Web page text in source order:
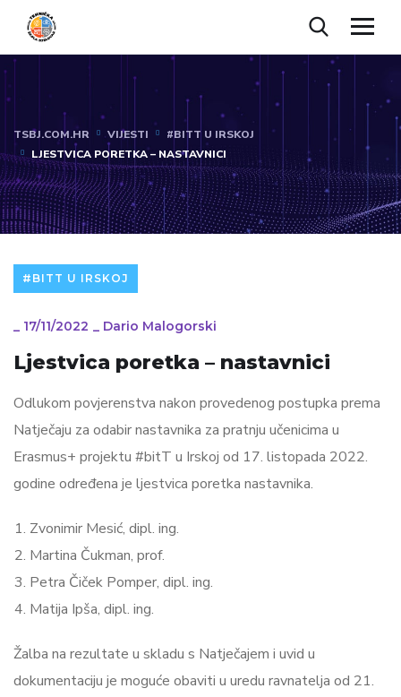
TSBJ.COM.HR VIJESTI
#BITT U IRSKOJ
LJESTVICA PORETKA – NASTAVNICI
#BITT U IRSKOJ
_ 17/11/2022 _ Dario Malogorski
Ljestvica poretka – nastavnici
Odlukom povjerenstva nakon provedenog postupka prema
Natječaju za odabir nastavnika za pratnju učenicima u
Erasmus+ projektu #bitT u Irskoj od 17. listopada 2022.
godine određena je ljestvica poretka nastavnika.
Zvonimir Mesić, dipl. ing.
Martina Čukman, prof.
Petra Čiček Pomper, dipl. ing.
Matija Ipša, dipl. ing.
Žalba na rezultate u skladu s Natječajem i uvid u
dokumentaciju je moguće obaviti u uredu ravnatelja od 21.